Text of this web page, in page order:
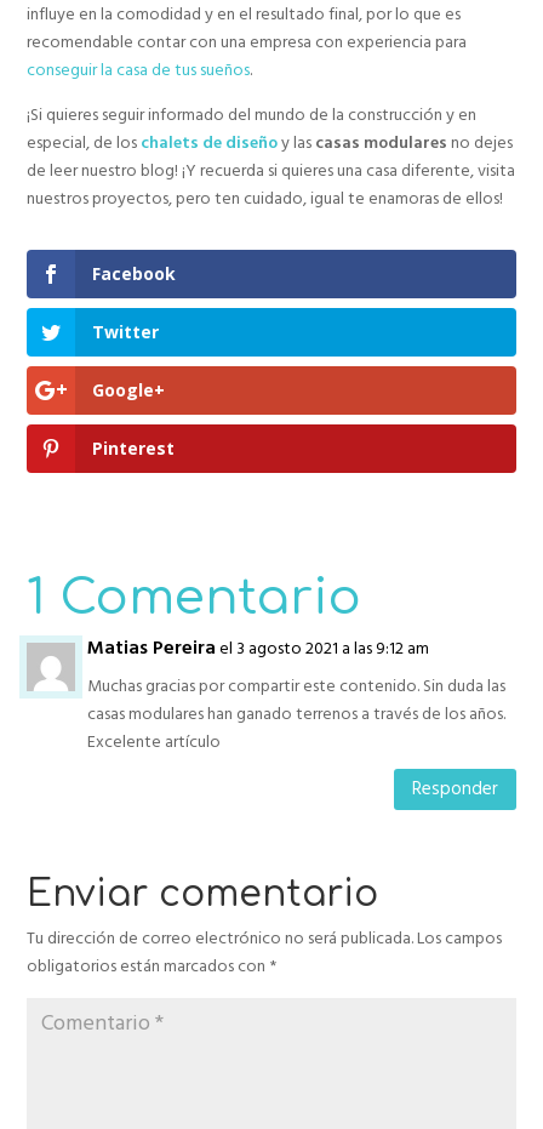
influye en la comodidad y en el resultado final, por lo que es
recomendable contar con una empresa con experiencia para
conseguir la casa de tus sueños.
¡Si quieres seguir informado del mundo de la construcción y en
especial, de los chalets de diseñoy las casas modulares no dejes
de leer nuestro blog! ¡Y recuerda si quieres una casa diferente, visita
nuestros proyectos, pero ten cuidado, igual te enamoras de ellos!
Facebook
Twitter
Google+
Pinterest
1 Comentario
Matias Pereira el 3 agosto 2021 a las 9:12 am
Muchas gracias por compartir este contenido. Sin duda las
casas modulares han ganado terrenos a través de los años.
Excelente artículo
Responder
Enviar comentario
Tu dirección de correo electrónico no será publicada.Los campos
obligatorios están marcados con *